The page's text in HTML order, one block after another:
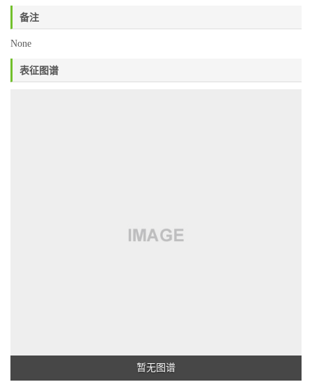
备注
None
表征图谱
暂无图谱